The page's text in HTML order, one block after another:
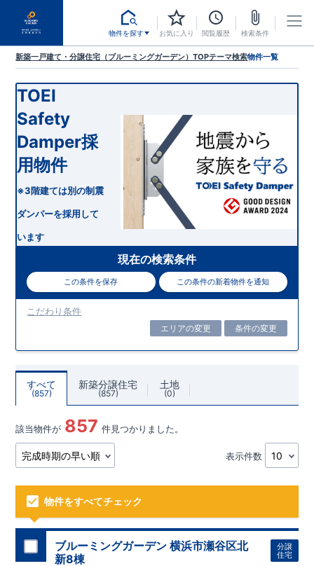
物件を探す お気に入り 閲覧履歴 検索条件
新築一戸建て・分譲住宅（ブルーミングガーデン）TOPテーマ検索物件一覧
TOEI
Safety
Damper採
用物件
※3階建ては別の制震
ダンパーを採用して
います
現在の検索条件
この条件を保存 この条件の新着物件を通知
こだわり条件
エリアの変更 条件の変更
すべて
857
新築分譲住宅
857
土地
0
該当物件が 857 件見つかりました。
表示件数
物件をすべてチェック
ブルーミングガーデン 横浜市瀬谷区北
新8棟
分譲
住宅